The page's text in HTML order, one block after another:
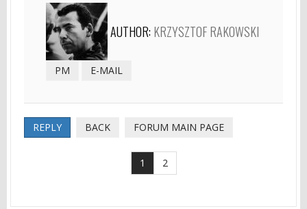
AUTHOR: KRZYSZTOF RAKOWSKI
PM E-MAIL
REPLY BACK FORUM MAIN PAGE
1 2